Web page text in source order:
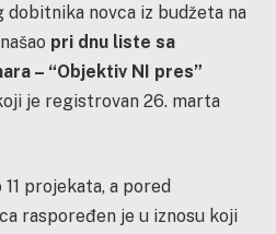
dobitnika novca iz budžeta na
pri dnu liste sa
– “Objektiv NI pres”
je registrovan 26. marta
projekata, a pored
raspoređen je u iznosu koji